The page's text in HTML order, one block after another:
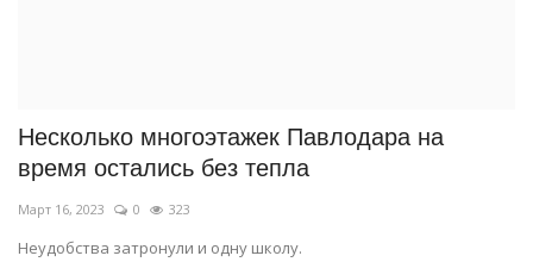
Несколько многоэтажек Павлодара на
время остались без тепла
Март 16, 2023 0 323
Неудобства затронули и одну школу.